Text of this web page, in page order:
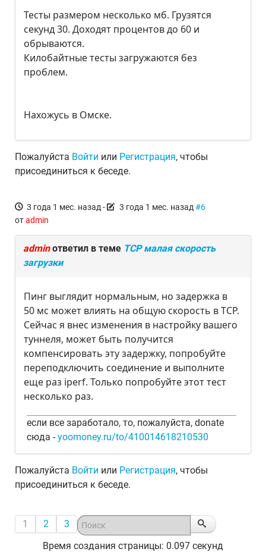
Тесты размером несколько мб. Грузятся
секунд 30. Доходят процентов до 60 и
обрываются.
Килобайтные тесты загружаются без
проблем.
Нахожусь в Омске.
Пожалуйста Войти или Регистрация, чтобы
присоединиться к беседе.
3 года 1 мес. назад - 3 года 1 мес. назад #6
отadmin
adminответил в теме TCP малая скорость
загрузки
Пинг выглядит нормальным, но задержка в
50 мс может влиять на общую скорость в TCP.
Сейчас я внес изменения в настройку вашего
туннеля, может быть получится
компенсировать эту задержку, попробуйте
переподключить соединение и выполните
еще раз iperf. Только попробуйте этот тест
несколько раз.
если все заработало, то, пожалуйста, donate
сюда -yoomoney.ru/to/410014618210530
Пожалуйста Войти или Регистрация, чтобы
присоединиться к беседе.
1 2
3
Время создания страницы: 0.097 секунд